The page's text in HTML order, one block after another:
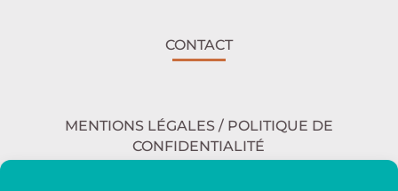
CONTACT
MENTIONS LÉGALES / POLITIQUE DE
CONFIDENTIALITÉ